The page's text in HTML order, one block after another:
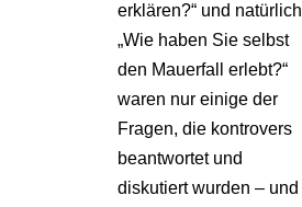
erklären?“ und natürlich
„Wie haben Sie selbst
den Mauerfall erlebt?“
waren nur einige der
Fragen, die kontrovers
beantwortet und
diskutiert wurden – und